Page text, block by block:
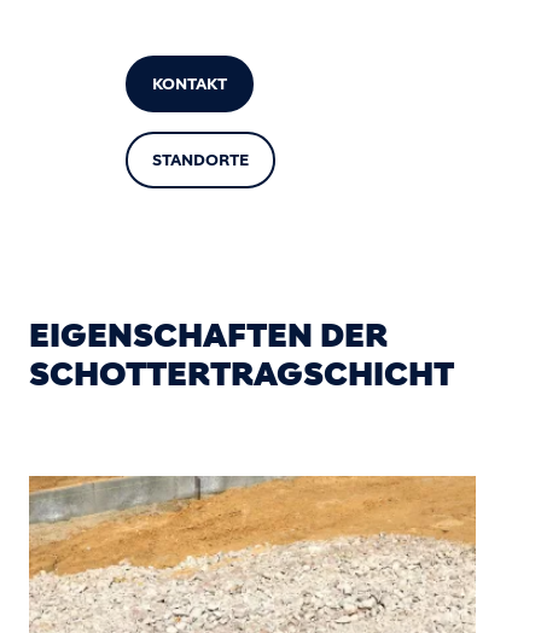
KONTAKT
STANDORTE
EIGENSCHAFTEN DER
SCHOTTERTRAGSCHICHT